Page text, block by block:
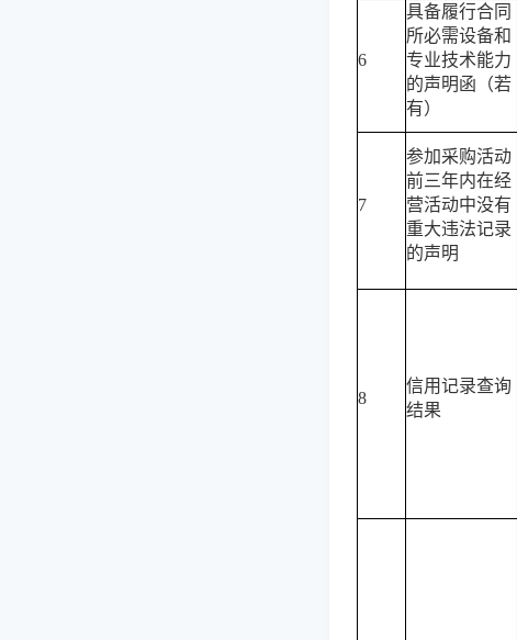
6
具备履行合同
所必需设备和
专业技术能力
的声明函（若
有）
7
参加采购活动
前三年内在经
营活动中没有
重大违法记录
的声明
8
信用记录查询
结果